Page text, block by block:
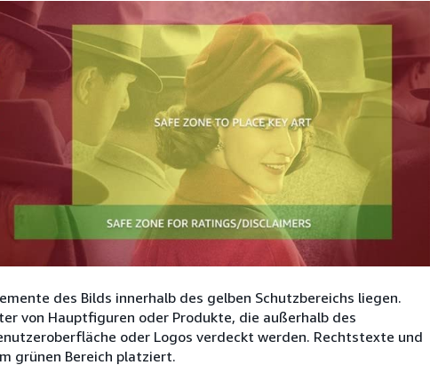
des Bilds innerhalb des gelben Schutzbereichs liegen.
von Hauptfiguren oder Produkte, die außerhalb des
oder Logos verdeckt werden. Rechtstexte und
grünen Bereich platziert.